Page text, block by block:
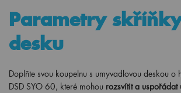
Parametry
desku
Doplňte svou koupelnu s umyvadlovou deskou o
DSD SYO 60, které mohou rozsvítit a uspořádat